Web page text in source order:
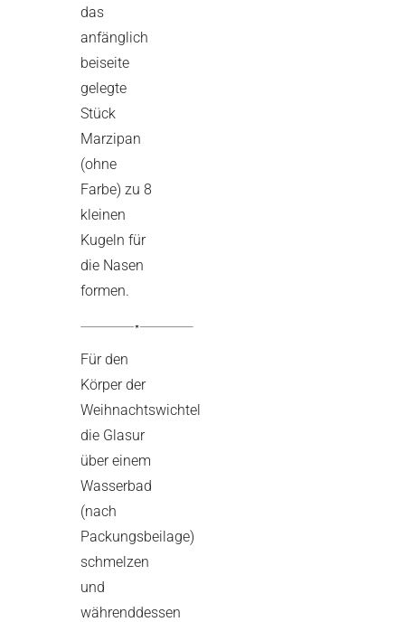
das
anfänglich
beiseite
gelegte
Stück
Marzipan
(ohne
Farbe) zu 8
kleinen
Kugeln für
die Nasen
formen.
Für den
Körper der
Weihnachtswichtel
die Glasur
über einem
Wasserbad
(nach
Packungsbeilage)
schmelzen
und
währenddessen